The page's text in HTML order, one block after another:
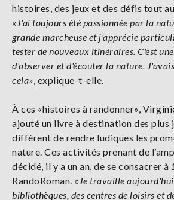
histoires, des jeux et des défis tout
« J'ai toujours été passionnée par la
grande marcheuse et j'apprécie
tester de nouveaux itinéraires. C'est
d'observer et d'écouter la nature.
cela», explique-t-elle.
À ces «histoires à randonner»,
ajouté un livre à destination des plus
différent de rendre ludiques les
nature. Ces activités prenant de
décidé, il y a un an, de se consacrer à
RandoRoman. « Je travaille aujourd'hui
bibliothèques, des centres de loisirs et